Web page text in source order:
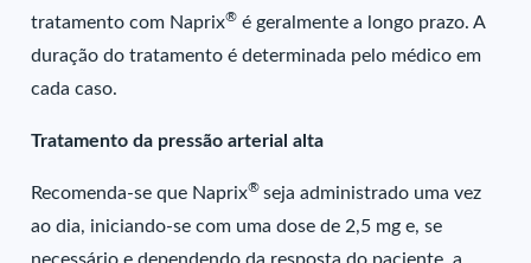
tratamento com Naprix® é geralmente a longo prazo. A
duração do tratamento é determinada pelo médico em
cada caso.
Tratamento da pressão arterial alta
Recomenda-se que Naprix® seja administrado uma vez
ao dia, iniciando-se com uma dose de 2,5 mg e, se